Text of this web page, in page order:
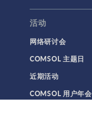
活动
网络研讨会
COMSOL 主题日
近期活动
COMSOL 用户年会